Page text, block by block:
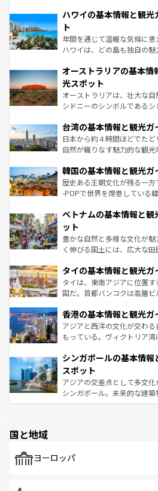
着のスイス情報はコンテンツ
のような巨大都市は、観光、
ンメントが詰まった刺激的な
西部には大自然が広がり、
ストーン国立公園といった
文化が魅力。旅行者はアメリ
しみながら、その多様性と豊
るだろう。車でのロードトリ
ならではの贅沢な旅のスタイルだ。 なお、新
情報は コンテンツ一覧 を参照
ハワイの基本情報と観
ト
年間を通じて温暖な気候に
ハワイは、どの島も独自の
ワイ島は見逃せない。また、
島だが、静かな自然を求める
おすすめ。エメラルドグリー
文化や歴史が息づいている
人々、おいしいローカルフ
ク、伝統的なフラダンスな
っている。訪れるたびに新し
はコンテンツ一覧を参照して
オーストラリアの基本
光スポット
オーストラリアは、壮大な自
シドニーのシンボルである
リアリーフや大陸中央部に
ク）、タスマニアの美しい
ど、見どころがたくさん。
いる。アクティビティも充実
ビング、ハイキングなど、
い。オーストラリアの多彩
参照してほしい。
台湾の基本情報と観光
日本から約４時間ほどでた
自然が織りなす魅力的な観
ン）、静ひつな山岳地帯であ
と山間の静けさが共存して
驚きをもたらしてくれる。
容にもいいと評判のスイーツ
照してほしい。
韓国の基本情報と観光
歴史ある王朝文化が残る一
-POPで世界を席巻している
き、地方に足を延ばせば四季
できる。そして、キムチや焼
まで、さまざまな韓国料理
らではのナイトライフも堪
わってみてほ
覧 を参照してほしい。
ベトナムの基本情報と
ット
豊かな自然と多様な文化が
く伸びる国土には、広大な
急速な発展と共に伝統が息
ーチミン市のフランス統治
醸し出している。また、バ
とつ。フォーやバインミー、
ひ現地で味わいたい。どの
が旅行者を迎えてくれるの
参照してほしい。
タイの基本情報と観光
タイは、東南アジアに位置
国だ。首都バンコクは高層
の活気が交差している。北部
帯で自然と触れ合い、南部
いビーチでリゾート気分を
激する。気候は一年中温暖
が待っている。親しみやすい
た文化、そして多様な観光
ける。 なお、新着のタイ情
香港の基本情報と観光
アジアと西洋の文化が交わ
もっている。ヴィクトリア
み、どこを訪れても感動す
ており、効率よく見どころを
うな絶景から文化的な体験
そう。 なお、新着の香港情
シンガポールの基本情
スポット
アジアの交差点として多文
シンガポール。未来的な建
で、ホーカーズは地元の風情
国と地域
ヨーロッパ